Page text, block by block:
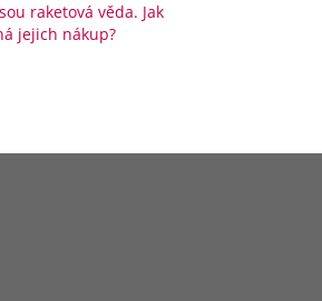
raketová věda. Jak
jejich nákup?